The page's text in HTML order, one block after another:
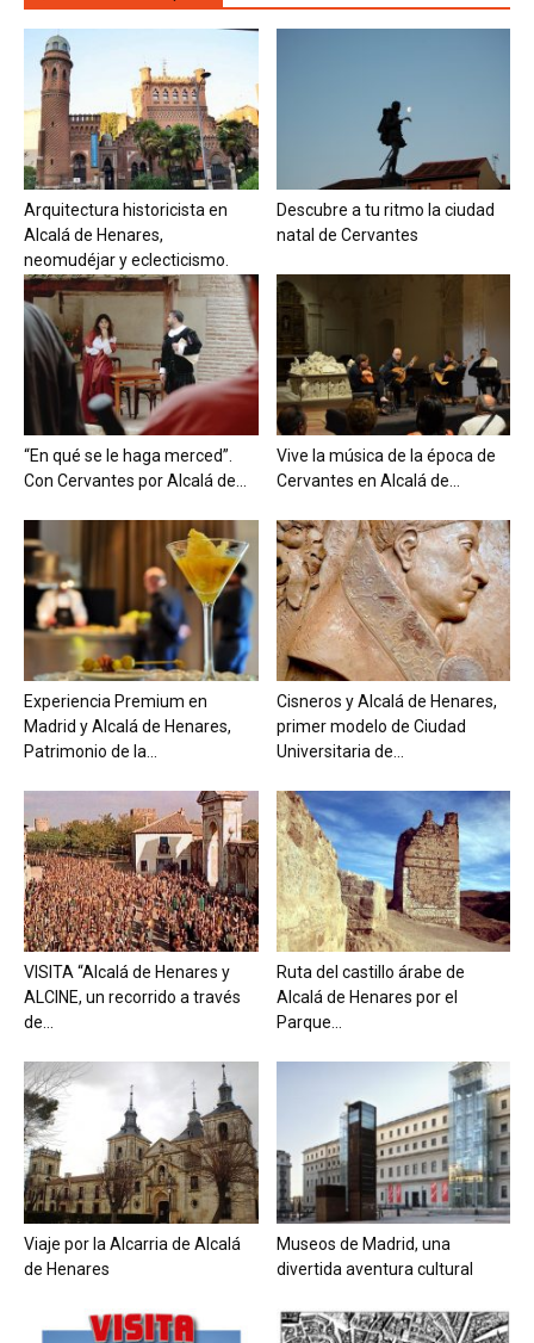
Arquitectura historicista en
Alcalá de Henares,
neomudéjar y eclecticismo.
Descubre a tu ritmo la ciudad
natal de Cervantes
“En qué se le haga merced”.
Con Cervantes por Alcalá de...
Vive la música de la época de
Cervantes en Alcalá de...
Experiencia Premium en
Madrid y Alcalá de Henares,
Patrimonio de la...
Cisneros y Alcalá de Henares,
primer modelo de Ciudad
Universitaria de...
VISITA “Alcalá de Henares y
ALCINE, un recorrido a través
de...
Ruta del castillo árabe de
Alcalá de Henares por el
Parque...
Viaje por la Alcarria de Alcalá
de Henares
Museos de Madrid, una
divertida aventura cultural